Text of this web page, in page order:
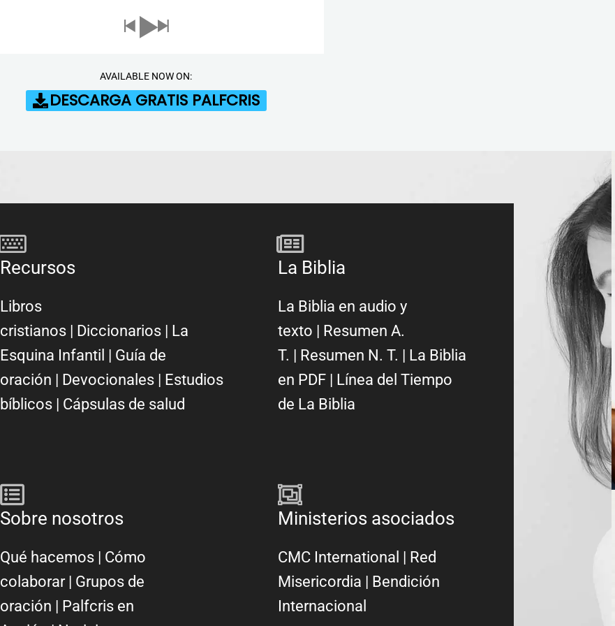
AVAILABLE NOW ON:
DESCARGA GRATIS PALFCRIS
Recursos
Libros
cristianos| Diccionarios| La
Esquina Infantil | Guía de
oración | Devocionales| Estudios
bíblicos| Cápsulas de salud
La Biblia
La Biblia en audio y
texto | Resumen A.
T. | Resumen N. T. | La Biblia
en PDF| Línea del Tiempo
de La Biblia
Sobre nosotros
Qué hacemos| Cómo
colaborar| Grupos de
oración | Palfcris en
Ministerios asociados
CMC International | Red
Misericordia | Bendición
Internacional